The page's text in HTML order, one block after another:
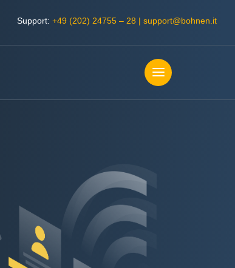
Support: +49 (202) 24755 – 28 | support@bohnen.it